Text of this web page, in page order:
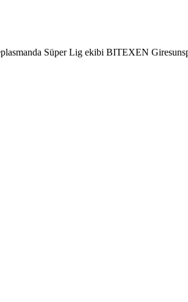
Süper Lig ekibi BITEXEN